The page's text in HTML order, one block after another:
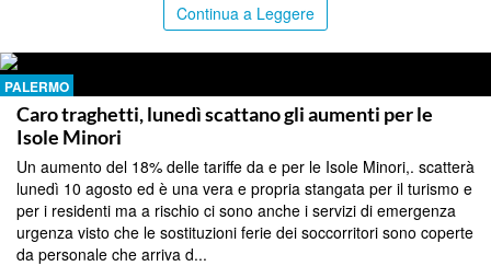
Continua a Leggere
PALERMO
Caro traghetti, lunedì scattano gli aumenti per le
Isole Minori
Un aumento del 18% delle tariffe da e per le Isole Minori,. scatterà
lunedì 10 agosto ed è una vera e propria stangata per il turismo e
per i residenti ma a rischio ci sono anche i servizi di emergenza
urgenza visto che le sostituzioni ferie dei soccorritori sono coperte
da personale che arriva d...